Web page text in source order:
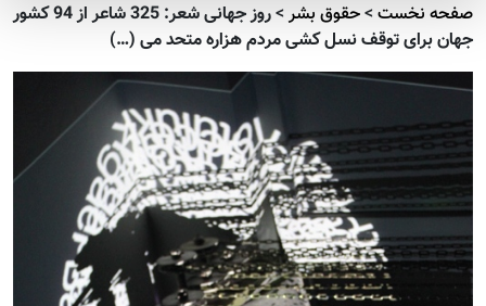
صفحه نخست>حقوق بشر>
روز جهانی شعر: 325 شاعر از 94 کشور
جهان برای توقف نسل کشی مردم هزاره متحد می (…)